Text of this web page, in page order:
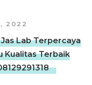
2022
Lab Terpercaya
Kualitas Terbaik